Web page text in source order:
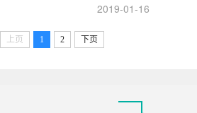
2019-01-16
上页 1 2 下页